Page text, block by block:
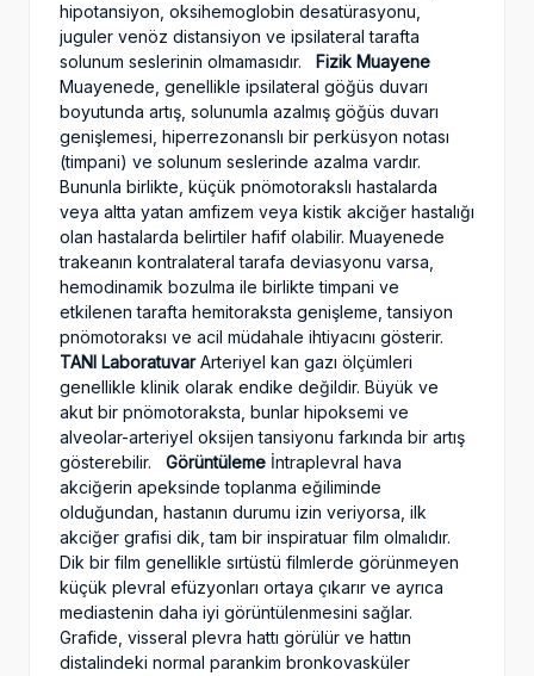
hipotansiyon, oksihemoglobin desatürasyonu,
juguler venöz distansiyon ve ipsilateral tarafta
solunum seslerinin olmamasıdır. Fizik Muayene
Muayenede, genellikle ipsilateral göğüs duvarı
boyutunda artış, solunumla azalmış göğüs duvarı
genişlemesi, hiperrezonanslı bir perküsyon notası
(timpani) ve solunum seslerinde azalma vardır.
Bununla birlikte, küçük pnömotorakslı hastalarda
veya altta yatan amfizem veya kistik akciğer hastalığı
olan hastalarda belirtiler hafif olabilir. Muayenede
trakeanın kontralateral tarafa deviasyonu varsa,
hemodinamik bozulma ile birlikte timpani ve
etkilenen tarafta hemitoraksta genişleme, tansiyon
pnömotoraksı ve acil müdahale ihtiyacını gösterir.
TANI LaboratuvarArteriyel kan gazı ölçümleri
genellikle klinik olarak endike değildir. Büyük ve
akut bir pnömotoraksta, bunlar hipoksemi ve
alveolar-arteriyel oksijen tansiyonu farkında bir artış
gösterebilir. Görüntüleme İntraplevral hava
akciğerin apeksinde toplanma eğiliminde
olduğundan, hastanın durumu izin veriyorsa, ilk
akciğer grafisi dik, tam bir inspiratuar film olmalıdır.
Dik bir film genellikle sırtüstü filmlerde görünmeyen
küçük plevral efüzyonları ortaya çıkarır ve ayrıca
mediastenin daha iyi görüntülenmesini sağlar.
Grafide, visseral plevra hattı görülür ve hattın
distalindeki normal parankim bronkovasküler